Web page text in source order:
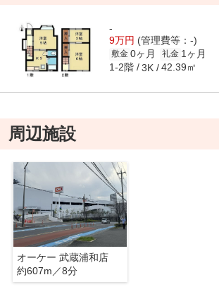
-
9万円 (管理費等：-)
敷金 0ヶ月 礼金 1ヶ月
1-2階 3K 42.39㎡
周辺施設
オーケー 武蔵浦和店
約607m／8分